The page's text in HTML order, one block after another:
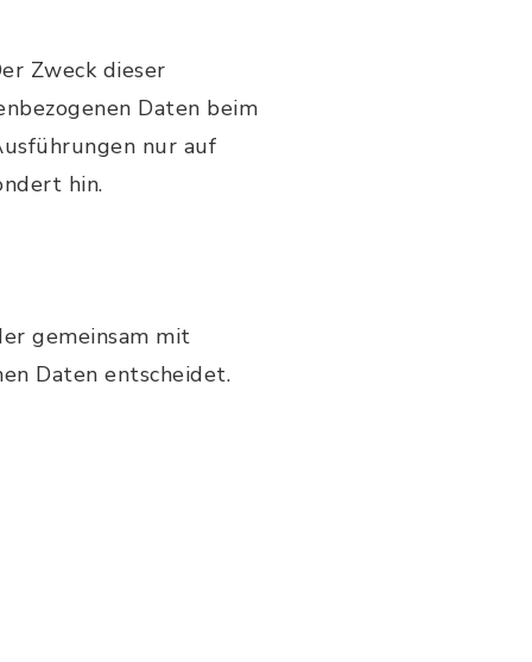
Zweck dieser
Daten beim
nur auf
hin.
gemeinsam mit
Daten entscheidet.